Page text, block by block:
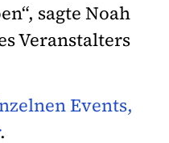
sagte Noah
Veranstalters
Events,
.